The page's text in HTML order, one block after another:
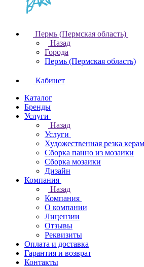
Пермь (Пермская область)
Назад
Города
Пермь (Пермская область)
Кабинет
Каталог
Бренды
Услуги
Назад
Услуги
Художественная резка
Сборка панно из мозаики
Сборка мозаики
Дизайн
Компания
Назад
Компания
О компании
Лицензии
Отзывы
Реквизиты
Оплата и доставка
Гарантия и возврат
Контакты